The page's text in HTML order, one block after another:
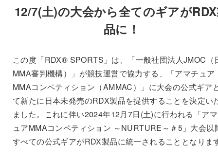
12/7(土)の大会から全てのギアが
品に！
この度「RDX® SPORTS」は、「一般社団法人JMOC（
MMA審判機構）」が競技運営で協力する、「アマチュア
MMAコンペティション（AMMAC）」に大会の公式ギア
て新たに日本未発売のRDX製品を提供することを決定い
ました。これに伴い2024年12月7日(土)に行われる「ア
ュアMMAコンペティション ～NURTURE～＃5」大会以
すべての公式ギアがRDX製品に統一されることとなりま